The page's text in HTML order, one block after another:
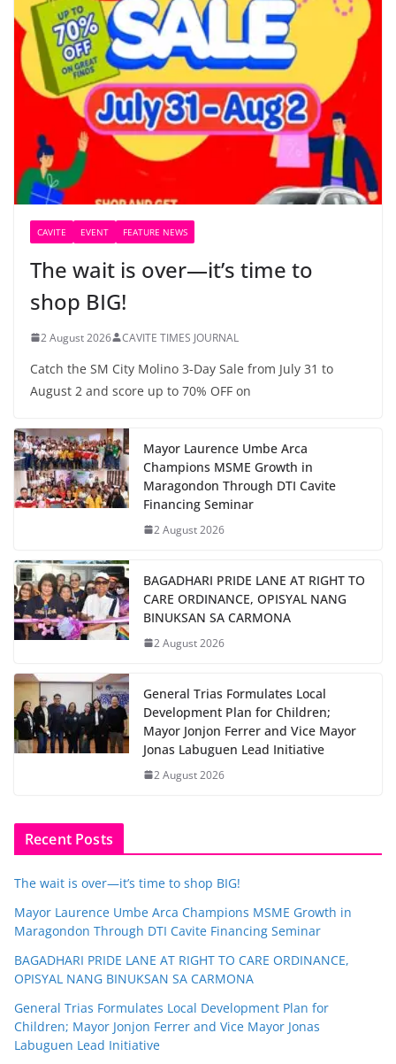
CAVITE EVENT FEATURE NEWS
The wait is over—it’s time to
shop BIG!
2 August 2026 CAVITE TIMES JOURNAL
Catch the SM City Molino 3-Day Sale from July 31 to
August 2 and score up to 70% OFF on
Mayor Laurence Umbe Arca
Champions MSME Growth in
Maragondon Through DTI Cavite
Financing Seminar
2 August 2026
BAGADHARI PRIDE LANE AT RIGHT TO
CARE ORDINANCE, OPISYAL NANG
BINUKSAN SA CARMONA
2 August 2026
General Trias Formulates Local
Development Plan for Children;
Mayor Jonjon Ferrer and Vice Mayor
Jonas Labuguen Lead Initiative
2 August 2026
Recent Posts
The wait is over—it’s time to shop BIG!
Mayor Laurence Umbe Arca Champions MSME Growth in
Maragondon Through DTI Cavite Financing Seminar
BAGADHARI PRIDE LANE AT RIGHT TO CARE ORDINANCE,
OPISYAL NANG BINUKSAN SA CARMONA
General Trias Formulates Local Development Plan for
Children; Mayor Jonjon Ferrer and Vice Mayor Jonas
Labuguen Lead Initiative